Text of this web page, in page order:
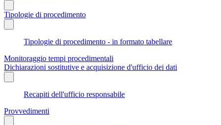
Tipologie di procedimento
Tipologie di procedimento - in formato tabellare
Monitoraggio tempi procedimentali
Dichiarazioni sostitutive e acquisizione d'ufficio dei dati
Recapiti dell'ufficio responsabile
Provvedimenti